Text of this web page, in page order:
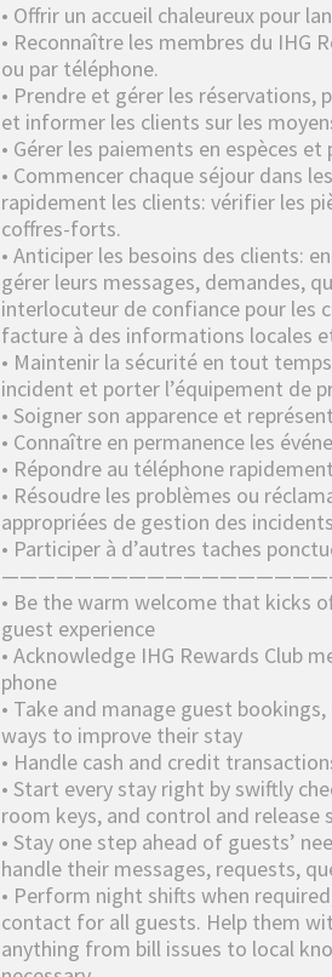
• Offrir un accueil chaleureux pour
• Reconnaître les membres du IHG
ou par téléphone.
• Prendre et gérer les
et informer les clients sur les
• Gérer les paiements en espèces et
• Commencer chaque séjour dans
rapidement les clients: vérifier les
coffres-forts.
• Anticiper les besoins des clients:
gérer leurs messages, demandes,
interlocuteur de confiance pour les
facture à des informations locales
• Maintenir la sécurité en tout
incident et porter l’équipement de
• Soigner son apparence et
• Connaître en permanence les
• Répondre au téléphone
• Résoudre les problèmes ou
appropriées de gestion des
• Participer à d’autres taches
• Be the warm welcome that kicks
guest experience
• Acknowledge IHG Rewards Club
phone
• Take and manage guest
ways to improve their stay
• Handle cash and credit
• Start every stay right by swiftly
room keys, and control and release
• Stay one step ahead of guests’
handle their messages, requests,
• Perform night shifts when
contact for all guests. Help them
anything from bill issues to local